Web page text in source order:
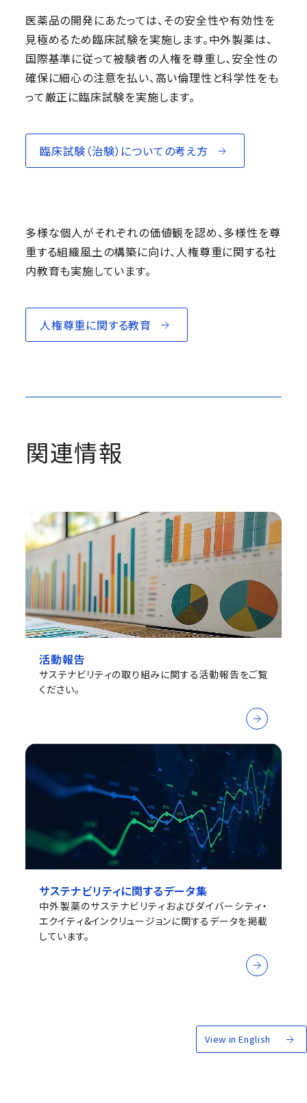
医薬品の開発にあたっては、その安全性や有効性を
見極めるため臨床試験を実施します。中外製薬は、
国際基準に従って被験者の人権を尊重し、安全性の
確保に細心の注意を払い、高い倫理性と科学性をも
って厳正に臨床試験を実施します。
臨床試験（治験）についての考え方
多様な個人がそれぞれの価値観を認め、多様性を尊
重する組織風土の構築に向け、人権尊重に関する社
内教育も実施しています。
人権尊重に関する教育
関連情報
活動報告
サステナビリティの取り組みに関する活動報告をご覧
ください。
サステナビリティに関するデータ集
中外製薬のサステナビリティおよびダイバーシティ・
エクイティ&インクリュージョンに関するデータを掲載
しています。
View in English